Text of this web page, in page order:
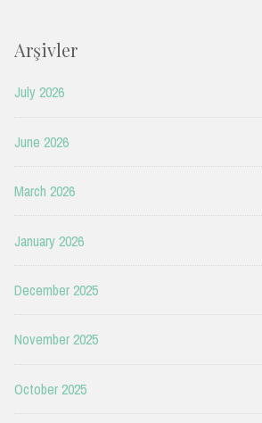
Arşivler
July 2026
June 2026
March 2026
January 2026
December 2025
November 2025
October 2025